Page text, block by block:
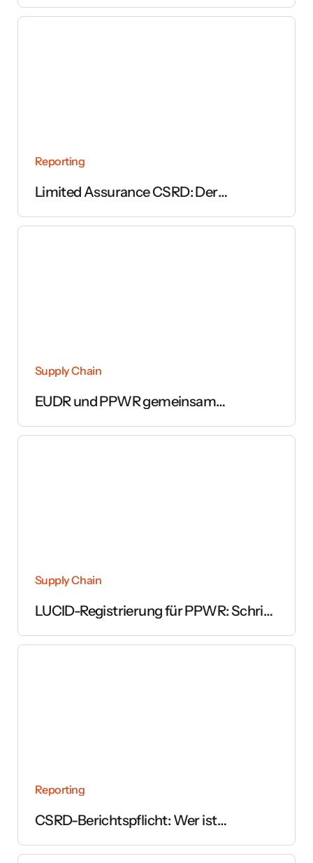
Reporting
Limited Assurance CSRD: Der
Nachhaltigkeitsberichts
Supply Chain
EUDR und PPWR gemeinsam
Supply Chain
LUCID-Registrierung für PPWR: Schritt
Reporting
CSRD-Berichtspflicht: Wer ist